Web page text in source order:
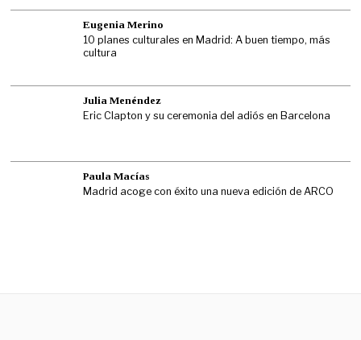
Eugenia Merino
10 planes culturales en Madrid: A buen tiempo, más
cultura
Julia Menéndez
Eric Clapton y su ceremonia del adiós en Barcelona
Paula Macías
Madrid acoge con éxito una nueva edición de ARCO